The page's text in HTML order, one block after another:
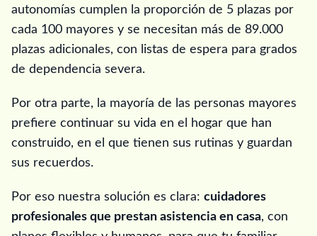
autonomías cumplen la proporción de 5 plazas por
cada 100 mayores y se necesitan más de 89.000
plazas adicionales, con listas de espera para grados
de dependencia severa.
Por otra parte, la mayoría de las personas mayores
prefiere continuar su vida en el hogar que han
construido, en el que tienen sus rutinas y guardan
sus recuerdos.
Por eso nuestra solución es clara: cuidadores
profesionales que prestan asistencia en casa, con